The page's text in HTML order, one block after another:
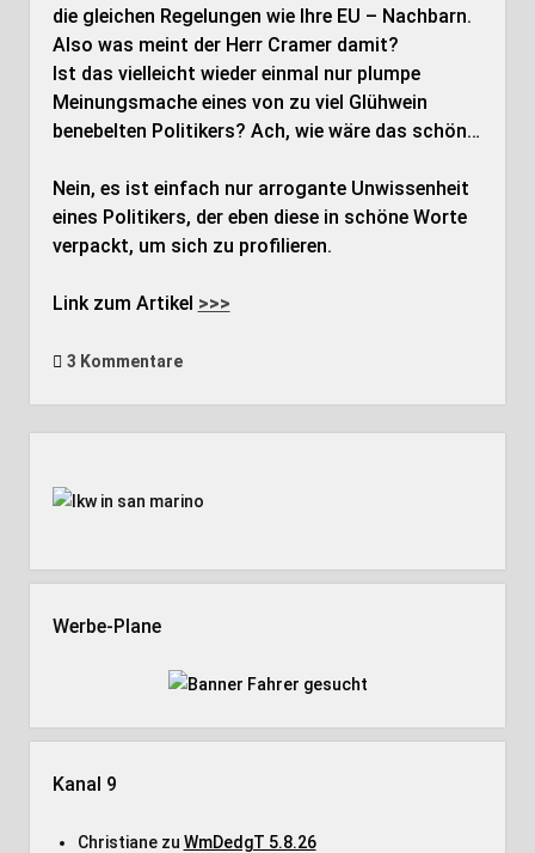
die gleichen Regelungen wie Ihre EU – Nachbarn.
Also was meint der Herr Cramer damit?
Ist das vielleicht wieder einmal nur plumpe
Meinungsmache eines von zu viel Glühwein
benebelten Politikers? Ach, wie wäre das schön…
Nein, es ist einfach nur arrogante Unwissenheit
eines Politikers, der eben diese in schöne Worte
verpackt, um sich zu profilieren.
Link zum Artikel >>>
3 Kommentare
Werbe-Plane
Kanal 9
Christianezu WmDedgT 5.8.26